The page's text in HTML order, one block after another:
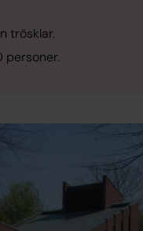
trösklar.
personer.